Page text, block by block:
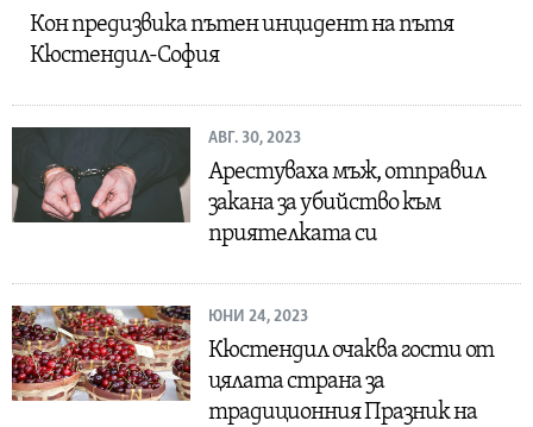
Кон предизвика пътен инцидент на пътя
Кюстендил-София
АВГ. 30, 2023
Арестуваха мъж, отправил
закана за убийство към
приятелката си
ЮНИ 24, 2023
Кюстендил очаква гости от
цялата страна за
традиционния Празник на